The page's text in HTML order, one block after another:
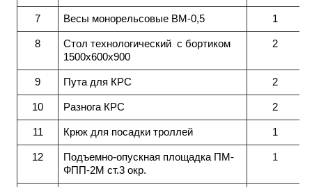
7 Весы монорельсовые ВМ-0,5 1
8
Стол технологический с бортиком
1500х600х900
2
9 Пута для КРС 2
10 Разнога КРС 2
11 Крюк для посадки троллей 1
12
Подъемно-опускная площадка ПМ-
ФПП-2М ст.3 окр.
1